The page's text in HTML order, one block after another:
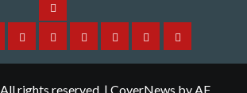
Contact
Product
SpareYamaha
I
HitachiSpcialNozzle
rights reserved. | CoverNews by AF